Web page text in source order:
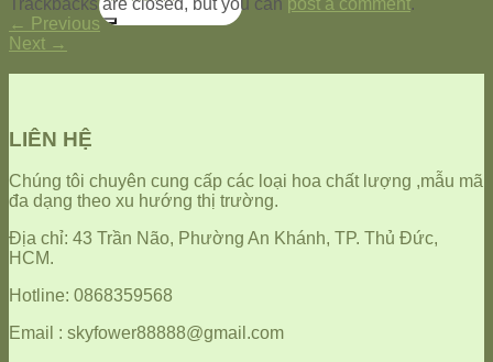
kiếm:
← Previous
Next →
LIÊN HỆ
Chúng tôi chuyên cung cấp các loại hoa chất lượng ,mẫu mã
đa dạng theo xu hướng thị trường.
Địa chỉ: 43 Trần Não, Phường An Khánh, TP. Thủ Đức,
HCM.
Hotline: 0868359568
Email : skyfower88888@gmail.com